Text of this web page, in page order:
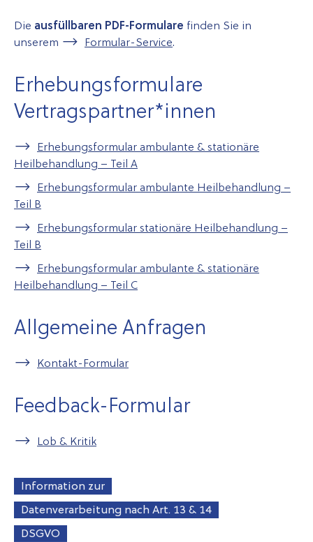
Die ausfüllbaren PDF-Formulare finden Sie in
unserem
Formular-Service.
Erhebungsformulare
Vertragspartner*innen
Erhebungsformular ambulante & stationäre
Heilbehandlung – Teil A
Erhebungsformular ambulante Heilbehandlung –
Teil B
Erhebungsformular stationäre Heilbehandlung –
Teil B
Erhebungsformular ambulante & stationäre
Heilbehandlung – Teil C
Allgemeine Anfragen
Kontakt-Formular
Feedback-Formular
Lob & Kritik
Information zur
Datenverarbeitung nach Art. 13 & 14
DSGVO